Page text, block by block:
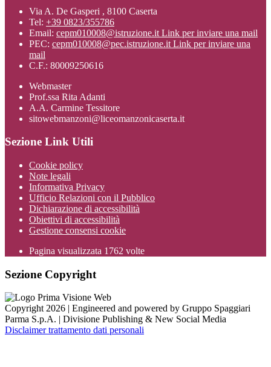
Via A. De Gasperi , 8100 Caserta
Tel: +39 0823/355786
Email: cepm010008@istruzione.it Link per inviare una mail
PEC: cepm010008@pec.istruzione.it Link per inviare una
mail
C.F.: 80009250616
Webmaster
Prof.ssa Rita Adanti
A.A. Carmine Tessitore
sitowebmanzoni@liceomanzonicaserta.it
Sezione Link Utili
Cookie policy
Note legali
Informativa Privacy
Ufficio Relazioni con il Pubblico
Dichiarazione di accessibilità
Obiettivi di accessibilità
Gestione consensi cookie
Pagina visualizzata 1762 volte
Sezione Copyright
Copyright 2026 | Engineered and powered by Gruppo Spaggiari
Parma S.p.A. | Divisione Publishing & New Social Media
Disclaimer trattamento dati personali